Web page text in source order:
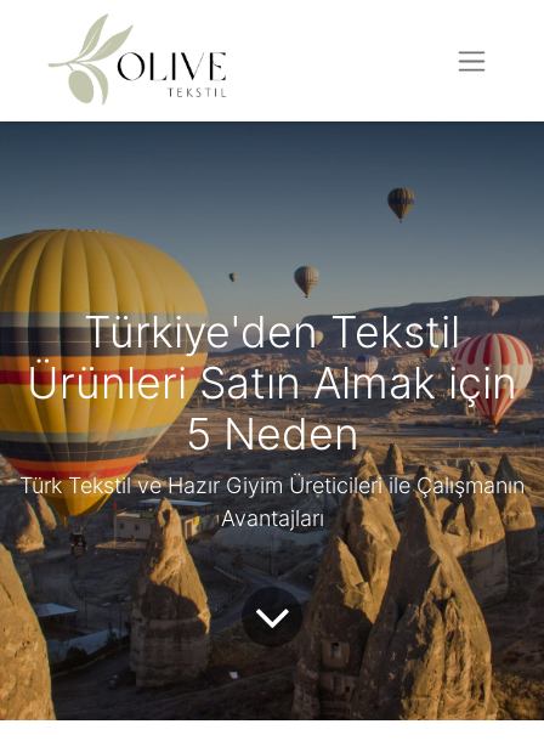
Türkiye'den Tekstil
Ürünleri Satın Almak için
5 Neden
Türk Tekstil ve Hazır Giyim Üreticileri ile Çalışmanın
Avantajları